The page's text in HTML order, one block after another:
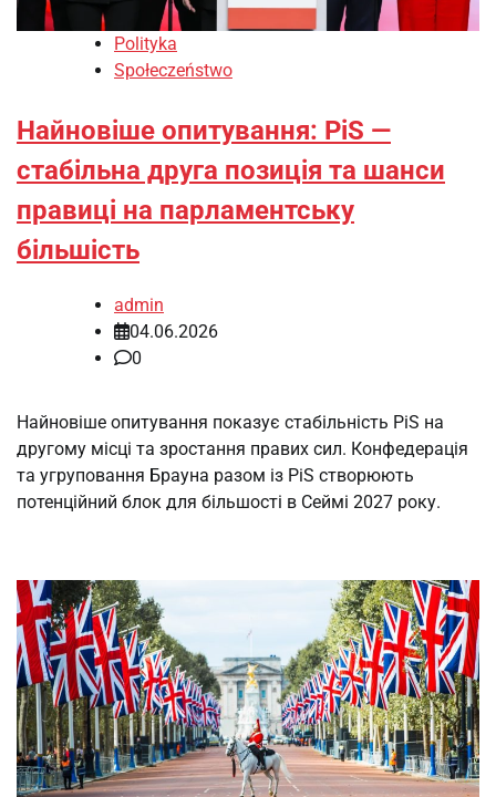
Polityka
Społeczeństwo
Найновіше опитування: PiS —
стабільна друга позиція та шанси
правиці на парламентську
більшість
admin
04.06.2026
0
Найновіше опитування показує стабільність PiS на
другому місці та зростання правих сил. Конфедерація
та угруповання Брауна разом із PiS створюють
потенційний блок для більшості в Сеймі 2027 року.